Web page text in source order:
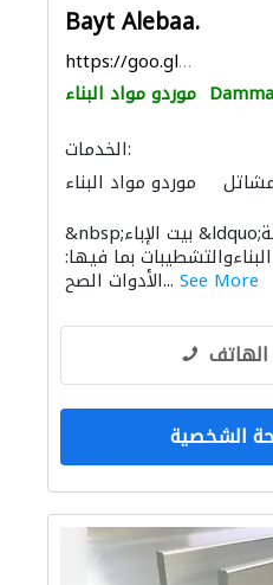
Bayt Alebaa.
https://goo.gl/maps/pX7oojznUVvTGHce7
موردو مواد البناء
الخدمات:
موردو مواد البناء
سجاد وموكيت الفينيل
الديكور الداخلي
&nbsp;بيت الإباء &ldquo;هي شركة متخصصة
بما فيها:
الأدوات الصح... See More
الشخصية